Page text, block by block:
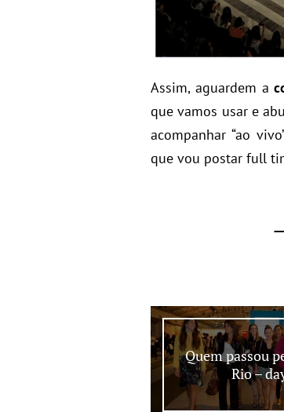
Assim, aguardem a
que vamos usar e
acompanhar “ao
que vou postar full
Quem passou
Rio –